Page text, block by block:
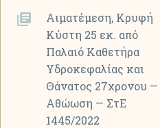
Αιματέμεση, Κρυφή
Κύστη 25 εκ. από
Παλαιό Καθετήρα
Υδροκεφαλίας και
Θάνατος 27χρονου —
Αθώωση — ΣτΕ
1445/2022